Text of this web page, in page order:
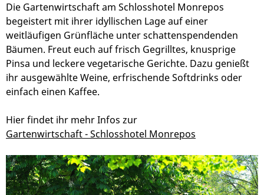
Die Gartenwirtschaft am Schlosshotel Monrepos
begeistert mit ihrer idyllischen Lage auf einer
weitläufigen Grünfläche unter schattenspendenden
Bäumen. Freut euch auf frisch Gegrilltes, knusprige
Pinsa und leckere vegetarische Gerichte. Dazu genießt
ihr ausgewählte Weine, erfrischende Softdrinks oder
einfach einen Kaffee.
Hier findet ihr mehr Infos zur
Gartenwirtschaft - Schlosshotel Monrepos